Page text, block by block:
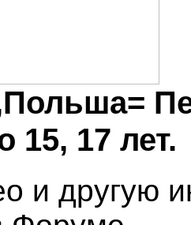
17 лет.
и другую